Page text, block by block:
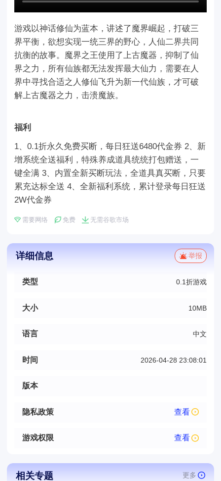
游戏以神话修仙为蓝本，讲述了魔界崛起，打破三
界平衡，欲想实现一统三界的野心，人仙二界共同
抗衡的故事。魔界之王使用了上古魔器，抑制了仙
界之力，所有仙族都无法发挥最大仙力，需要在人
界中寻找合适之人修仙飞升为新一代仙族，才可破
解上古魔器之力，击溃魔族。
福利
1、0.1折永久免费买断，每日狂送6480代金券 2、新
增系统全送福利，特殊养成道具统统打包赠送，一
键全满 3、内置全新买断玩法，全道具真买断，只要
累充达标全送 4、全新福利系统，累计登录每日狂送
2W代金券
需要网络 免费 无需谷歌市场
详细信息 举报
类型 0.1折游戏
大小 10MB
语言 中文
时间 2026-04-28 23:08:01
版本
隐私政策 查看
游戏权限 查看
相关专题 更多